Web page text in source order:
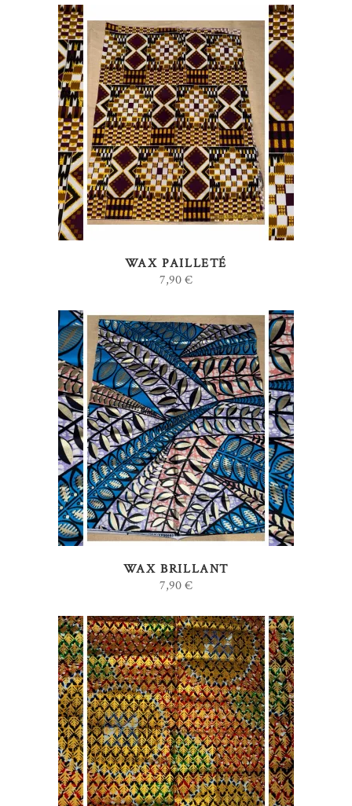
AJOUTER AU PANIER
WAX PAILLETÉ
7,90€
AJOUTER AU PANIER
WAX BRILLANT
7,90€
AJOUTER AU PANIER